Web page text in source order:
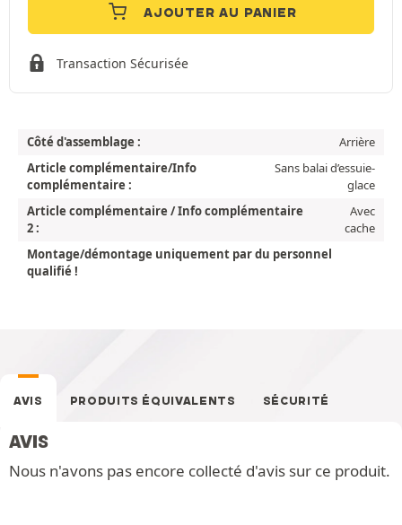
AJOUTER AU PANIER
Transaction Sécurisée
Côté d'assemblage :
Arrière
Article complémentaire/Info
complémentaire :
Sans balai d’essuie-
glace
Article complémentaire / Info complémentaire
2 :
Avec
cache
Montage/démontage uniquement par du personnel
qualifié !
AVIS PRODUITS ÉQUIVALENTS SÉCURITÉ
AVIS
Nous n'avons pas encore collecté d'avis sur ce produit.